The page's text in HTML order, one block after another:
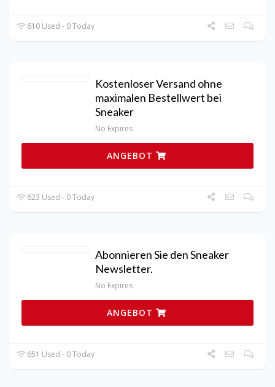
610 Used - 0 Today
Kostenloser Versand ohne
maximalen Bestellwert bei
Sneaker
No Expires
ANGEBOT
623 Used - 0 Today
Abonnieren Sie den Sneaker
Newsletter.
No Expires
ANGEBOT
651 Used - 0 Today